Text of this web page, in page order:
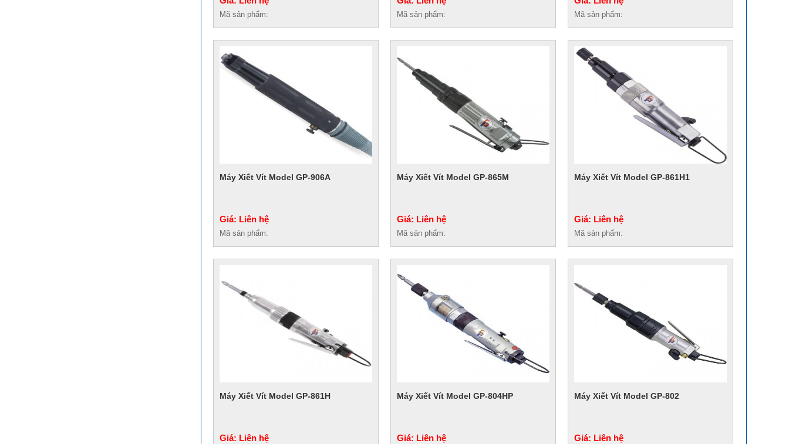
Mã sản phẩm: Mã sản phẩm: Mã sản phẩm:
Máy Xiết Vít Model GP-906A
Giá: Liên hệ
Mã sản phẩm:
Máy Xiết Vít Model GP-865M
Giá: Liên hệ
Mã sản phẩm:
Máy Xiết Vít Model GP-861H1
Giá: Liên hệ
Mã sản phẩm:
Máy Xiết Vít Model GP-861H
Giá: Liên hệ
Máy Xiết Vít Model GP-804HP
Giá: Liên hệ
Máy Xiết Vít Model GP-802
Giá: Liên hệ